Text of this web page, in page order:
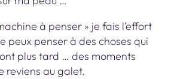
à penser » je fais l’effort
peux penser à des choses qui
plus tard … des moments
reviens au galet.